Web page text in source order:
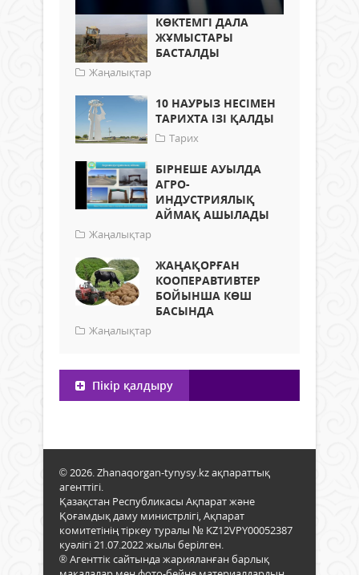
КӨКТЕМГІ ДАЛА
ЖҰМЫСТАРЫ
БАСТАЛДЫ
Жаңалықтар
10 НАУРЫЗ НЕСІМЕН
ТАРИХТА ІЗІ ҚАЛДЫ
Тарих
БІРНЕШЕ АУЫЛДА
АГРО-
ИНДУСТРИЯЛЫҚ
АЙМАҚ АШЫЛАДЫ
Жаңалықтар
ЖАҢАҚОРҒАН
КООПЕРАВТИВТЕР
БОЙЫНША КӨШ
БАСЫНДА
Жаңалықтар
Пікір қалдыру
© 2026. Zhanaqorgan-tynysy.kz ақпараттық
агенттігі.
Қазақстан Республикасы Ақпарат және
Қоғамдық даму министрлігі, Ақпарат
комитетінің тіркеу туралы № KZ12VPY00052387
куәлігі 21.07.2022 жылы берілген.
® Агенттік сайтында жарияланған барлық